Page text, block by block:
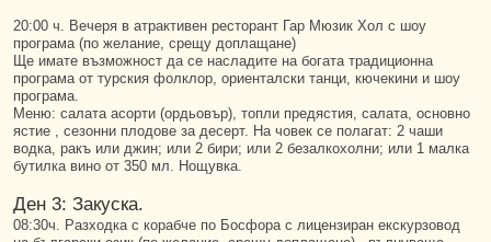
20:00 ч. Вечеря в атрактивен ресторант Гар Мюзик Хол с шоу
програма (по желание, срещу доплащане)
Ще имате възможност да се насладите на богата традиционна
програма от турския фолклор, ориенталски танци, кючекини и шоу
програма.
Меню: салата асорти (ордьовър), топли предястия, салата, основно
ястие , сезонни плодове за десерт. На човек се полагат: 2 чаши
водка, ракъ или джин; или 2 бири; или 2 безалкохолни; или 1 малка
бутилка вино от 350 мл. Нощувка.
Ден 3: Закуска.
08:30ч. Разходка с корабче по Босфора с лицензиран екскурзовод